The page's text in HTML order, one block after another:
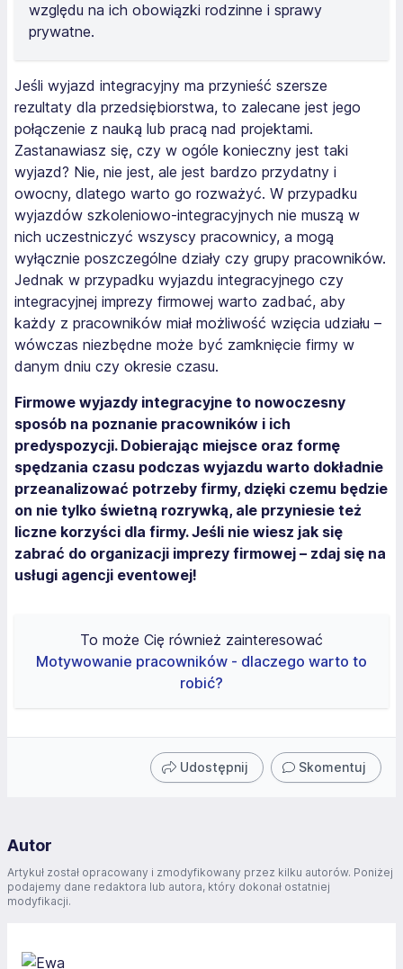
względu na ich obowiązki rodzinne i sprawy
prywatne.
Jeśli wyjazd integracyjny ma przynieść szersze
rezultaty dla przedsiębiorstwa, to zalecane jest jego
połączenie z nauką lub pracą nad projektami.
Zastanawiasz się, czy w ogóle konieczny jest taki
wyjazd? Nie, nie jest, ale jest bardzo przydatny i
owocny, dlatego warto go rozważyć. W przypadku
wyjazdów szkoleniowo-integracyjnych nie muszą w
nich uczestniczyć wszyscy pracownicy, a mogą
wyłącznie poszczególne działy czy grupy pracowników.
Jednak w przypadku wyjazdu integracyjnego czy
integracyjnej imprezy firmowej warto zadbać, aby
każdy z pracowników miał możliwość wzięcia udziału –
wówczas niezbędne może być zamknięcie firmy w
danym dniu czy okresie czasu.
Firmowe wyjazdy integracyjne to nowoczesny
sposób na poznanie pracowników i ich
predyspozycji. Dobierając miejsce oraz formę
spędzania czasu podczas wyjazdu warto dokładnie
przeanalizować potrzeby firmy, dzięki czemu będzie
on nie tylko świetną rozrywką, ale przyniesie też
liczne korzyści dla firmy. Jeśli nie wiesz jak się
zabrać do organizacji imprezy firmowej – zdaj się na
usługi agencji eventowej!
To może Cię również zainteresować
Motywowanie pracowników - dlaczego warto to
robić?
Udostępnij Skomentuj
Autor
Artykuł został opracowany i zmodyfikowany przez kilku autorów. Poniżej
podajemy dane redaktora lub autora, który dokonał ostatniej
modyfikacji.